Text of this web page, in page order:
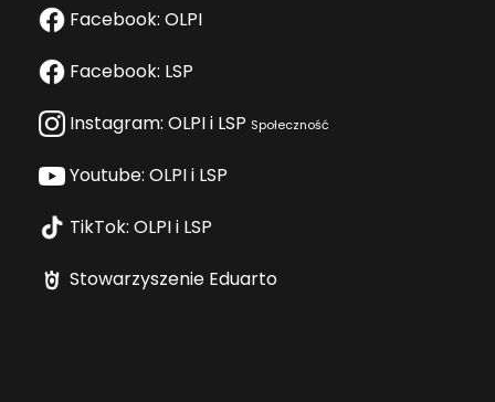
Facebook: OLPI
Facebook: LSP
Instagram: OLPI i LSP Społeczność
Youtube: OLPI i LSP
TikTok: OLPI i LSP
Stowarzyszenie Eduarto